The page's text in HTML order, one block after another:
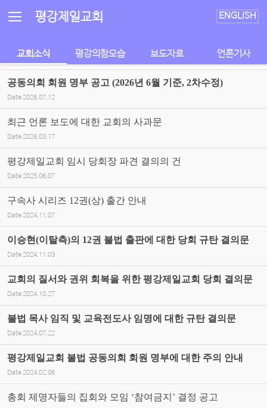
평강제일교회 ENGLISH
교회소식 평강의참모습 보도자료 언론기사
공동의회 회원 명부 공고 (2026년 6월 기준, 2차수정)
Date 2026.07.12
최근 언론 보도에 대한 교회의 사과문
Date 2026.03.17
평강제일교회 임시 당회장 파견 결의의 건
Date 2025.06.07
구속사 시리즈 12권(상) 출간 안내
Date 2024.11.07
이승현(이탈측)의 12권 불법 출판에 대한 당회 규탄 결의문
Date 2024.11.03
교회의 질서와 권위 회복을 위한 평강제일교회 당회 결의문
Date 2024.10.27
불법 목사 임직 및 교육전도사 임명에 대한 규탄 결의문
Date 2024.07.22
평강제일교회 불법 공동의회 회원 명부에 대한 주의 안내
Date 2024.02.06
총회 제명자들의 집회와 모임 ‘참여금지’ 결정 공고